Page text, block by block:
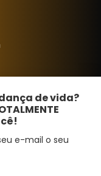
de vida?
e-mail o seu